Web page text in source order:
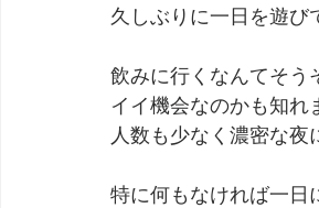
劇団 Avan 劇伴が出来るまでを
久しぶりに一日を遊び
飲みに行くなんてそう
イイ機会なのかも知れ
人数も少なく濃密な
特に何もなければ一日